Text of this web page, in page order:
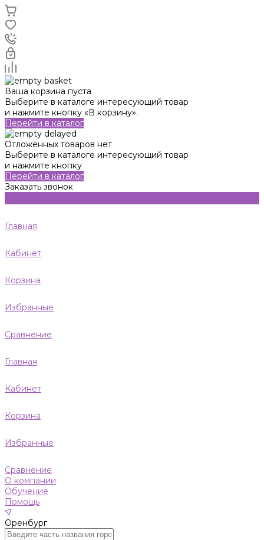
Ваша корзина пуста
Выберите в каталоге интересующий товар
и нажмите кнопку «В корзину».
Перейти в каталог
Отложенных товаров нет
Выберите в каталоге интересующий товар
и нажмите кнопку
Перейти в каталог
Заказать звонок
Главная
Кабинет
Корзина
Избранные
Сравнение
Главная
Кабинет
Корзина
Избранные
Сравнение
О компании
Обучение
Помощь
Оренбург